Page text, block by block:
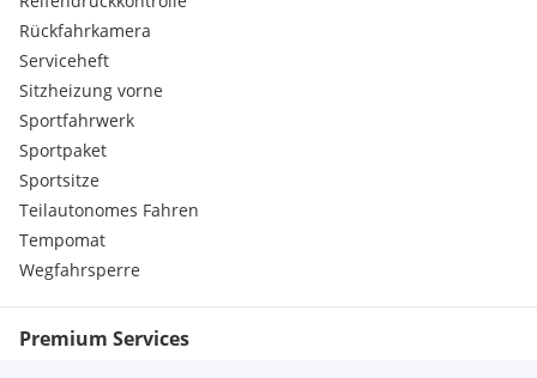
Rückfahrkamera
Serviceheft
Sitzheizung vorne
Sportfahrwerk
Sportpaket
Sportsitze
Teilautonomes Fahren
Tempomat
Wegfahrsperre
Premium Services